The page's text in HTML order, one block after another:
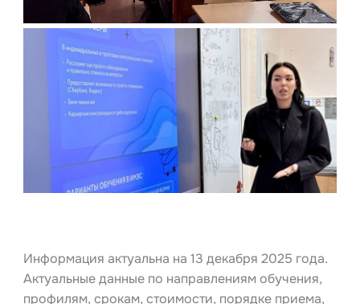
Информация актуальна на 13 декабря 2025 года.
Актуальные данные по направлениям обучения,
профилям, срокам, стоимости, порядке приема,